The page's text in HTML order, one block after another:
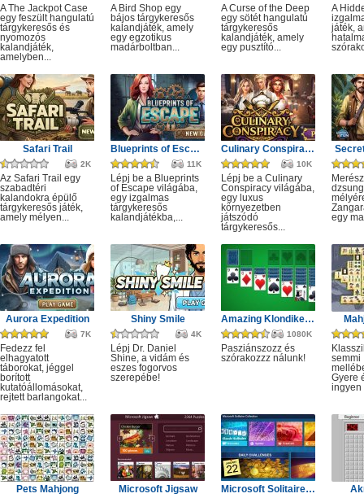
A The Jackpot Case
egy feszült hangulatú
tárgykeresős és
nyomozós
kalandjáték,
amelyben...
A Bird Shop egy
bájos tárgykeresős
kalandjáték, amely
egy egzotikus
madárboltban...
A Curse of the Deep
egy sötét hangulatú
tárgykeresős
kalandjáték, amely
egy pusztító...
A
játék,
Safari Trail
2K
Az Safari Trail egy
szabadtéri
kalandokra épülő
tárgykeresős játék,
amely mélyen...
Blueprints of Escape
11K
Lépj be a Blueprints
of Escape világába,
egy izgalmas
tárgykeresős
kalandjátékba,...
Culinary Conspiracy
10K
Lépj be a Culinary
Conspiracy világába,
egy luxus
környezetben
játszódó
tárgykeresős...
egy
Aurora Expedition
7K
Fedezz fel
elhagyatott
táborokat, jéggel
borított
kutatóállomásokat,
rejtett barlangokat...
Shiny Smile
4K
Lépj Dr. Daniel
Shine, a vidám és
eszes fogorvos
szerepébe!
Amazing Klondike Solitaire
1080K
Pasziánszozz és
szórakozzz nálunk!
semmi
Gyere
ingyen
Pets Mahjong Microsoft Jigsaw Microsoft Solitaire Collection